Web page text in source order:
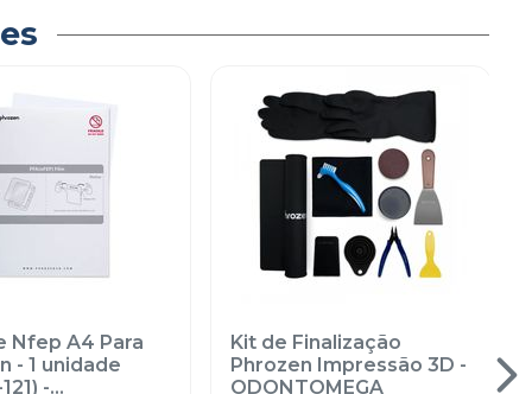
Nfep A4 Para
- 1 unidade
-
Kit de Finalização
Phrozen Impressão 3D -
ODONTOMEGA